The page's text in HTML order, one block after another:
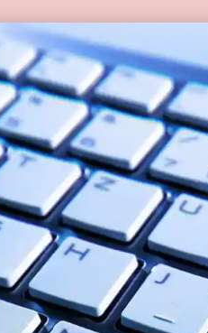
nos conseils